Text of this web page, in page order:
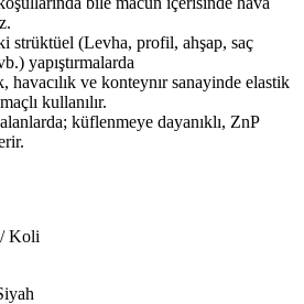
strüktüel (Levha, profil, ahşap, saç
yapıştırmalarda
ve konteynır sanayinde elastik
kullanılır.
küflenmeye dayanıklı, ZnP
Koli